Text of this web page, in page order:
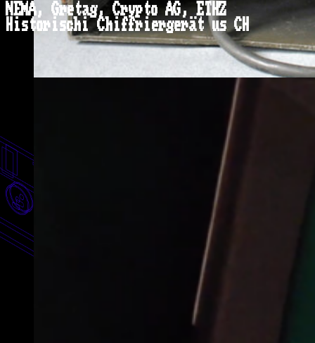
NEMA, Gretag, Crypto AG, ETHZ
Historischi Chiffriergerät us CH